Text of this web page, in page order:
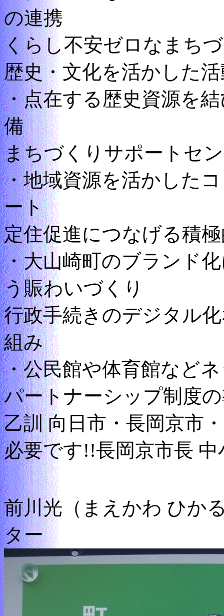
の連携
くらし不安ゼロなまち
歴史・文化を活かした
・点在する歴史資源を
備
まちづくりサポートセ
・地域資源を活かした
ート
定住促進につなげる積
・大山崎町のブランド
う賑わいづくり
行政手続きのデジタル
組み
・公民館や体育館など
パートナーシップ制度
乙訓 向日市・長岡京市
必要です!!長岡京市長
前川光（まえかわ ひか
ター